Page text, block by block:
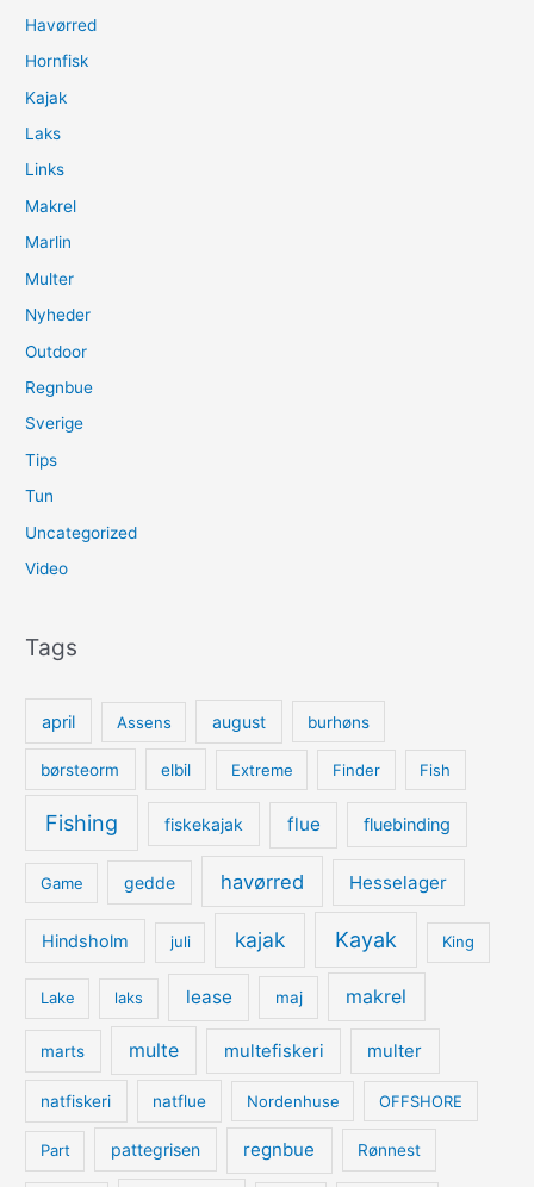
Havørred
Hornfisk
Kajak
Laks
Links
Makrel
Marlin
Multer
Nyheder
Outdoor
Regnbue
Sverige
Tips
Tun
Uncategorized
Video
Tags
april Assens august burhøns
børsteorm elbil Extreme Finder Fish
Fishing fiskekajak flue fluebinding
Game gedde havørred Hesselager
Hindsholm juli kajak Kayak King
Lake laks lease maj makrel
marts multe multefiskeri multer
natfiskeri natflue Nordenhuse OFFSHORE
Part pattegrisen regnbue Rønnest